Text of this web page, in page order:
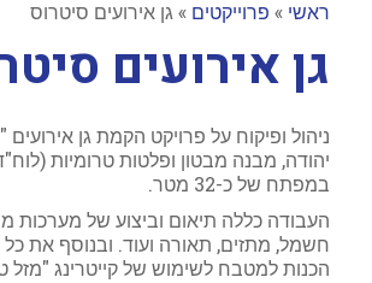
ראשי » פרוייקטים » גן אירועים סיטרוס
גן אירועים
ניהול ופיקוח על פרויקט הקמת גן
יהודה, מבנה מבטון ופלטות טרומיות
במפתח של כ-32 מטר.
העבודה כללה תיאום וביצוע של מערכות
חשמל, מתזים, תאורה ועוד. ובנוסף את
הכנות למטבח לשימוש של קייטרינג "מזל